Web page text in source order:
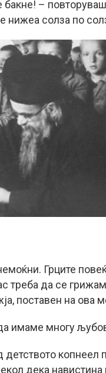
бакне! –
нижеа солза по
Грците
треба да се
поставен на ова
имаме многу
копнеел
дека